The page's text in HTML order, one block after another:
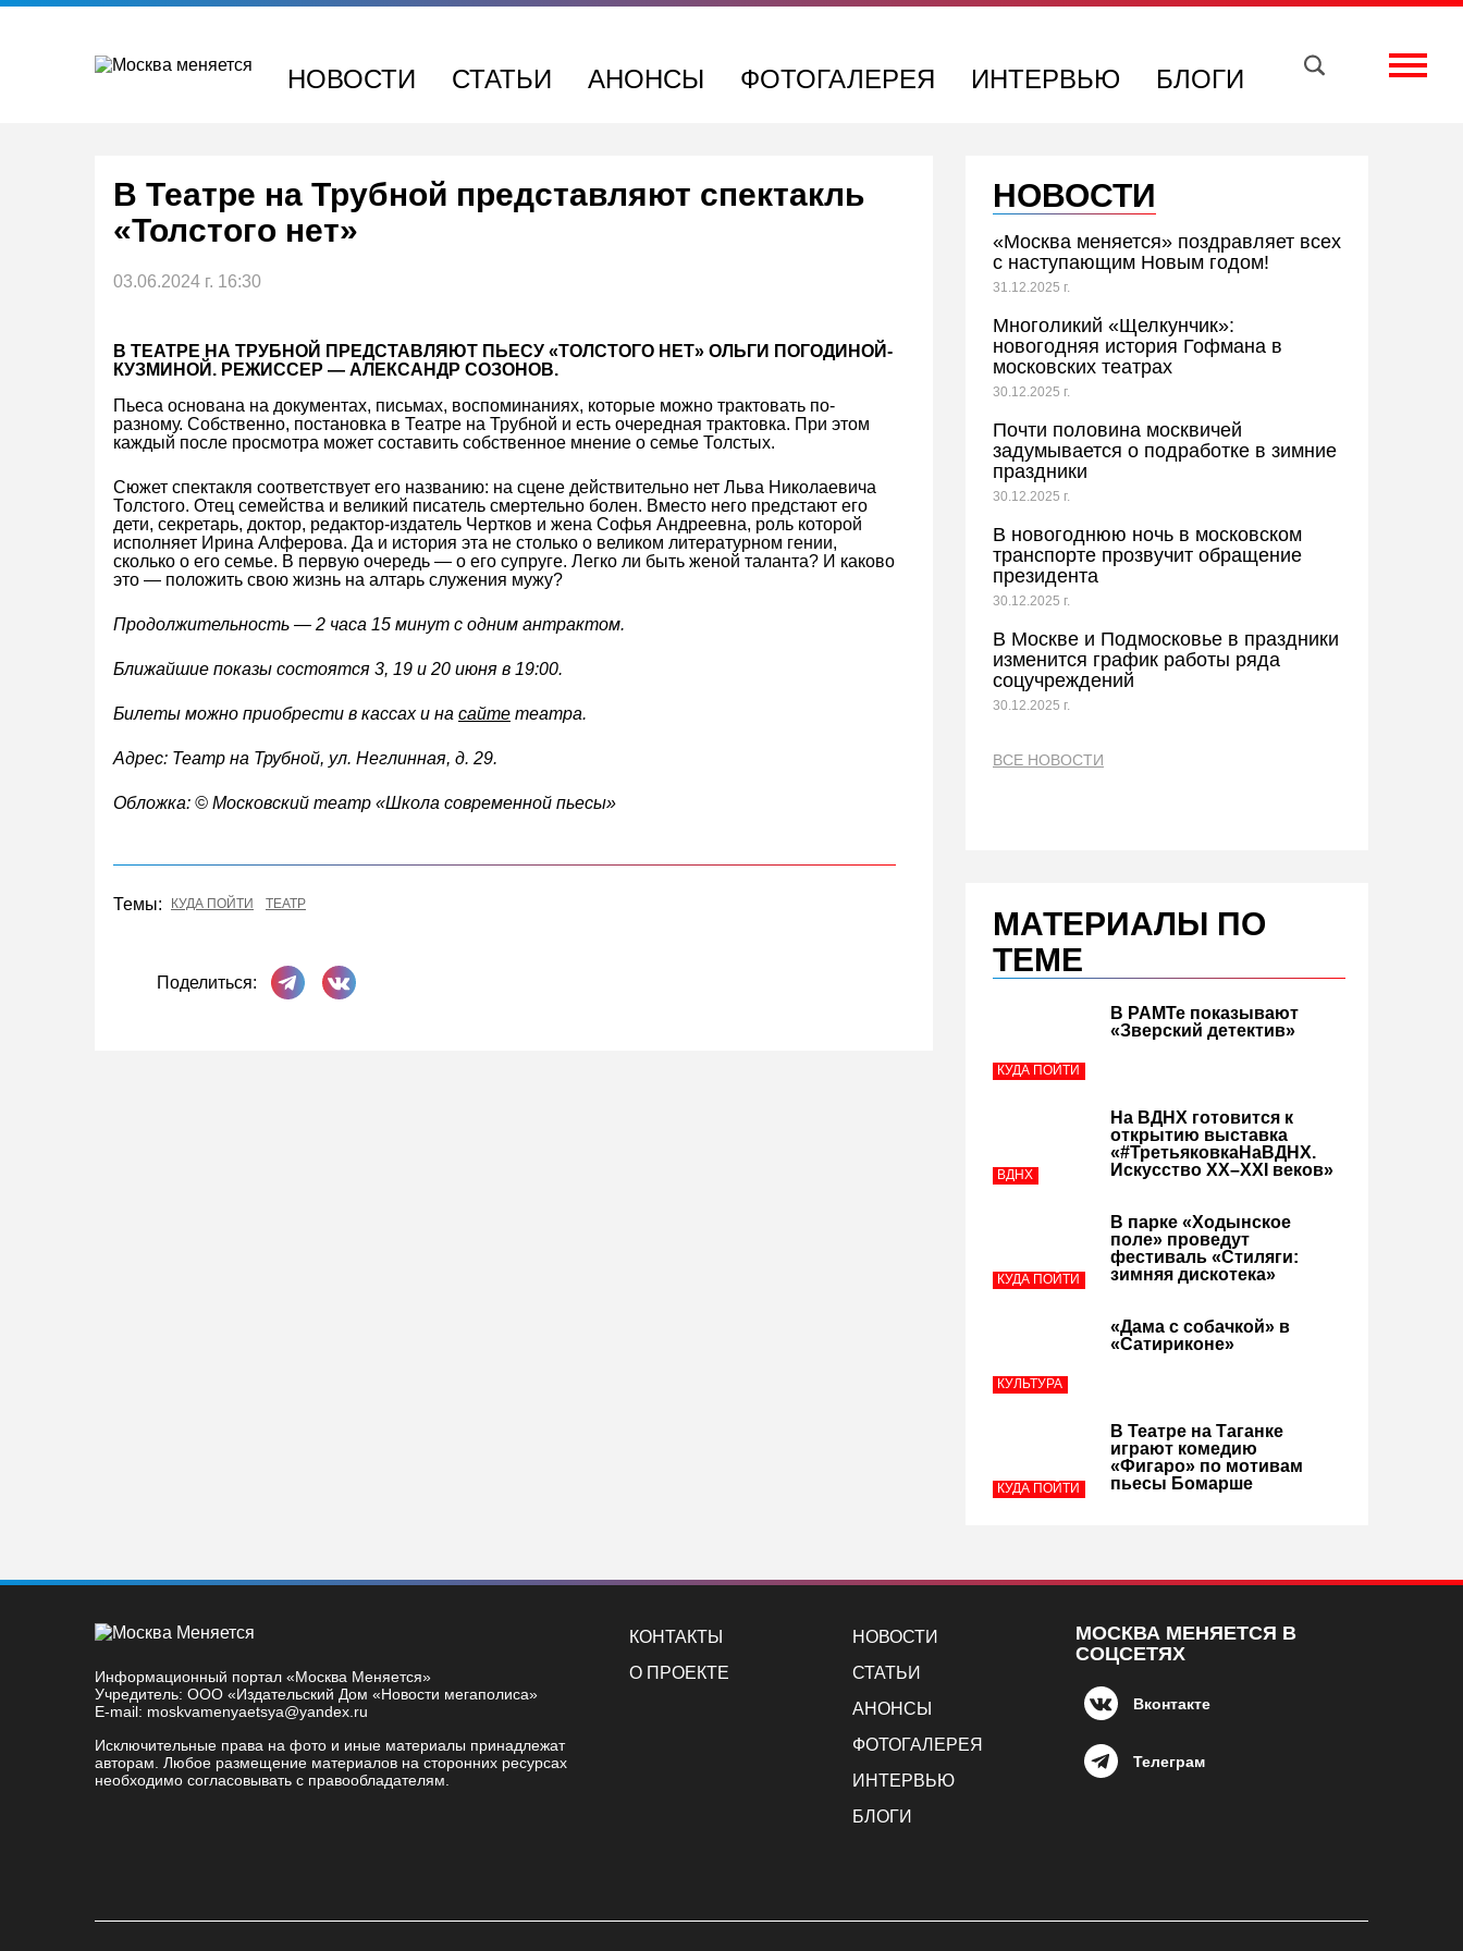
Перейти
НОВОСТИ СТАТЬИ АНОНСЫ ФОТОГАЛЕРЕЯ ИНТЕРВЬЮ БЛОГИ
В Театре на Трубной представляют спектакль
«Толстого нет»
03.06.2024 г. 16:30
В ТЕАТРЕ НА ТРУБНОЙ ПРЕДСТАВЛЯЮТ ПЬЕСУ «ТОЛСТОГО НЕТ» ОЛЬГИ ПОГОДИНОЙ-
КУЗМИНОЙ. РЕЖИССЕР — АЛЕКСАНДР СОЗОНОВ.
Пьеса основана на документах, письмах, воспоминаниях, которые можно трактовать по-
разному. Собственно, постановка в Театре на Трубной и есть очередная трактовка. При этом
каждый после просмотра может составить собственное мнение о семье Толстых.
Сюжет спектакля соответствует его названию: на сцене действительно нет Льва Николаевича
Толстого. Отец семейства и великий писатель смертельно болен. Вместо него предстают его
дети, секретарь, доктор, редактор-издатель Чертков и жена Софья Андреевна, роль которой
исполняет Ирина Алферова. Да и история эта не столько о великом литературном гении,
сколько о его семье. В первую очередь — о его супруге. Легко ли быть женой таланта? И каково
это — положить свою жизнь на алтарь служения мужу?
Продолжительность — 2 часа 15 минут с одним антрактом.
Ближайшие показы состоятся 3, 19 и 20 июня в 19:00.
Билеты можно приобрести в кассах и на сайте театра.
Адрес: Театр на Трубной, ул. Неглинная, д. 29.
Обложка: © Московский театр «Школа современной пьесы»
Темы: КУДА ПОЙТИ ТЕАТР
Поделиться:
Поделиться в Телеграме
Поделиться ВКонтакте
НОВОСТИ
«Москва меняется» поздравляет всех
с наступающим Новым годом!
31.12.2025 г.
Многоликий «Щелкунчик»:
новогодняя история Гофмана в
московских театрах
30.12.2025 г.
Почти половина москвичей
задумывается о подработке в зимние
праздники
30.12.2025 г.
В новогоднюю ночь в московском
транспорте прозвучит обращение
президента
30.12.2025 г.
В Москве и Подмосковье в праздники
изменится график работы ряда
соцучреждений
30.12.2025 г.
ВСЕ НОВОСТИ
МАТЕРИАЛЫ ПО
ТЕМЕ
КУДА ПОЙТИ
В РАМТе показывают
«Зверский детектив»
ВДНХ
На ВДНХ готовится к
открытию выставка
«#ТретьяковкаНаВДНХ.
Искусство XX–XXI веков»
КУДА ПОЙТИ
В парке «Ходынское
поле» проведут
фестиваль «Стиляги:
зимняя дискотека»
КУЛЬТУРА
«Дама с собачкой» в
«Сатириконе»
КУДА ПОЙТИ
В Театре на Таганке
играют комедию
«Фигаро» по мотивам
пьесы Бомарше
Информационный портал «Москва Меняется»
Учредитель: ООО «Издательский Дом «Новости мегаполиса»
E-mail: moskvamenyaetsya@yandex.ru
Исключительные права на фото и иные материалы принадлежат
авторам. Любое размещение материалов на сторонних ресурсах
необходимо согласовывать с правообладателям.
КОНТАКТЫ
О ПРОЕКТЕ
НОВОСТИ
СТАТЬИ
АНОНСЫ
ФОТОГАЛЕРЕЯ
ИНТЕРВЬЮ
БЛОГИ
МОСКВА МЕНЯЕТСЯ В
СОЦСЕТЯХ
Вконтакте
Телеграм